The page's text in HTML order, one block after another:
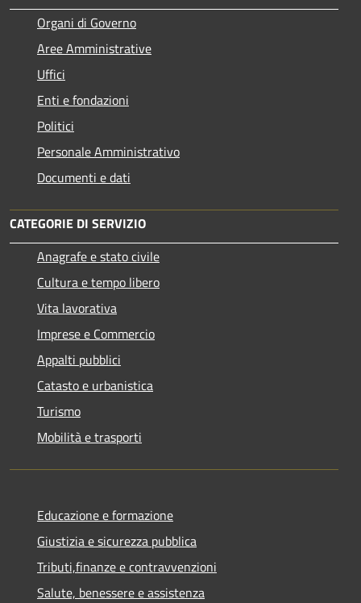
Organi di Governo
Aree Amministrative
Uffici
Enti e fondazioni
Politici
Personale Amministrativo
Documenti e dati
CATEGORIE DI SERVIZIO
Anagrafe e stato civile
Cultura e tempo libero
Vita lavorativa
Imprese e Commercio
Appalti pubblici
Catasto e urbanistica
Turismo
Mobilità e trasporti
Educazione e formazione
Giustizia e sicurezza pubblica
Tributi,finanze e contravvenzioni
Salute, benessere e assistenza